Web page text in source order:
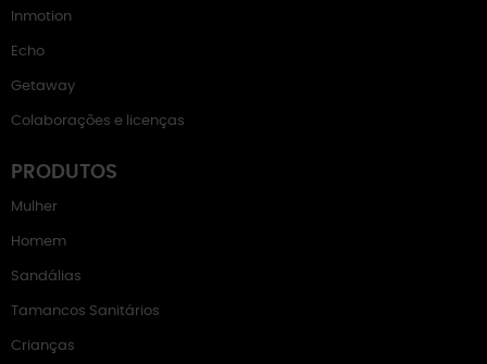
Inmotion
Echo
Getaway
Colaborações e licenças
PRODUTOS
Mulher
Homem
Sandálias
Tamancos Sanitários
Crianças